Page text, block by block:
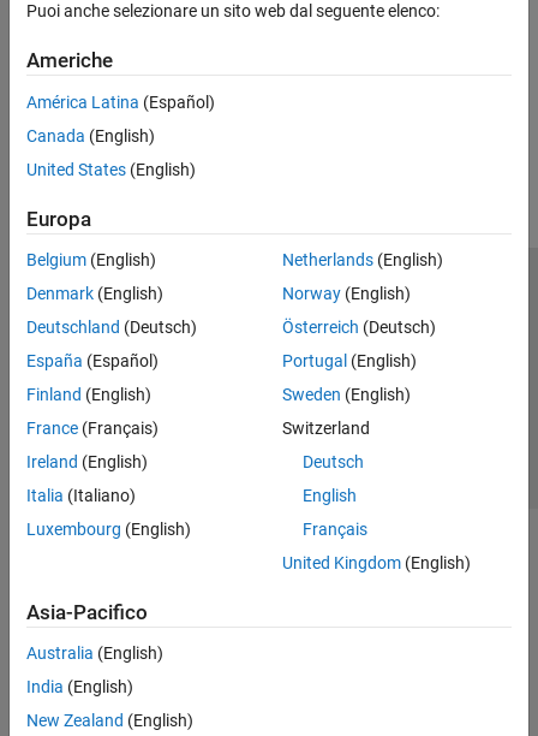
Puoi anche selezionare un sito web dal seguente elenco:
Americhe
América Latina (Español)
Canada (English)
United States (English)
Europa
Belgium (English)
Denmark (English)
Deutschland (Deutsch)
España (Español)
Finland (English)
France (Français)
Ireland (English)
Italia (Italiano)
Luxembourg (English)
Netherlands(English)
Norway(English)
Österreich (Deutsch)
Portugal (English)
Sweden (English)
Switzerland
Deutsch
English
Français
United Kingdom(English)
Asia-Pacifico
Australia (English)
India (English)
New Zealand (English)
Centro di fiducia
Informativa sulla privacy
Antipirateria
Stato dell'applicazione
Contatti
© 1994-2026 The MathWorks, Inc.